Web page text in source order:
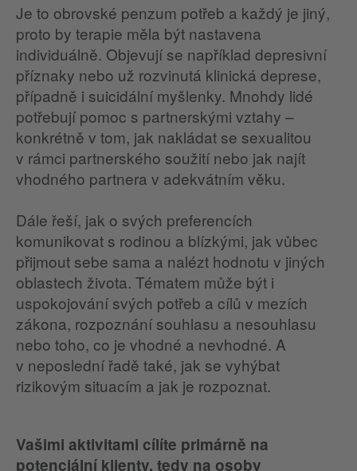
Je to obrovské penzum potřeb a každý je jiný,
proto by terapie měla být nastavena
individuálně. Objevují se například depresivní
příznaky nebo už rozvinutá klinická deprese,
případně i suicidální myšlenky. Mnohdy lidé
potřebují pomoc s partnerskými vztahy –
konkrétně v tom, jak nakládat se sexualitou
v rámci partnerského soužití nebo jak najít
vhodného partnera v adekvátním věku.
Dále řeší, jak o svých preferencích
komunikovat s rodinou a blízkými, jak vůbec
přijmout sebe sama a nalézt hodnotu v jiných
oblastech života. Tématem může být i
uspokojování svých potřeb a cílů v mezích
zákona, rozpoznání souhlasu a nesouhlasu
nebo toho, co je vhodné a nevhodné. A
v neposlední řadě také, jak se vyhýbat
rizikovým situacím a jak je rozpoznat.
Vašimi aktivitami cílíte primárně na
potenciální klienty, tedy na osoby